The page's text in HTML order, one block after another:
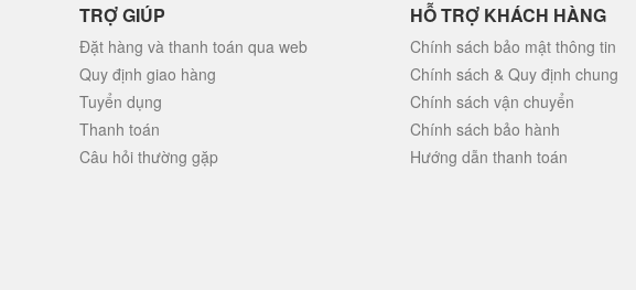
TRỢ GIÚP
Đặt hàng và thanh toán qua web
Quy định giao hàng
Tuyển dụng
Thanh toán
Câu hỏi thường gặp
HỖ TRỢ KHÁCH HÀNG
Chính sách bảo mật thông tin
Chính sách & Quy định chung
Chính sách vận chuyển
Chính sách bảo hành
Hướng dẫn thanh toán